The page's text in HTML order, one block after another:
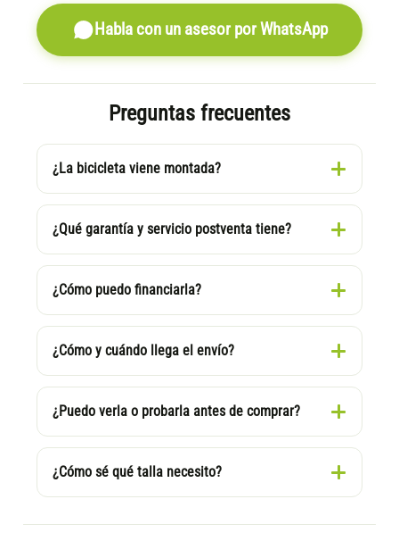
Habla con un asesor por WhatsApp
Preguntas frecuentes
¿La bicicleta viene montada?
¿Qué garantía y servicio postventa tiene?
¿Cómo puedo financiarla?
¿Cómo y cuándo llega el envío?
¿Puedo verla o probarla antes de comprar?
¿Cómo sé qué talla necesito?